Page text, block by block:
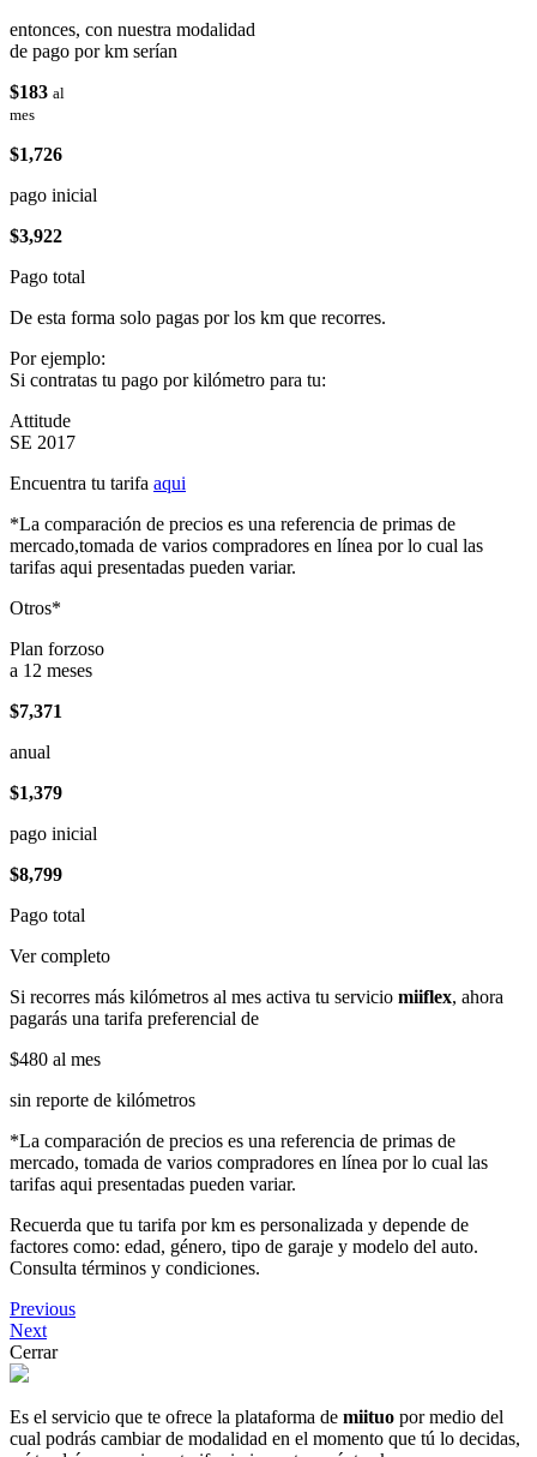
entonces, con nuestra modalidad
de pago por km serían
$183 al
mes
$1,726
pago inicial
$3,922
Pago total
De esta forma solo pagas por los km que recorres.
Por ejemplo:
Si contratas tu pago por kilómetro para tu:
Attitude
SE 2017
Encuentra tu tarifa aqui
*La comparación de precios es una referencia de primas de
mercado,tomada de varios compradores en línea por lo cual las
tarifas aqui presentadas pueden variar.
Otros*
Plan forzoso
a 12 meses
$7,371
anual
$1,379
pago inicial
$8,799
Pago total
Ver completo
Si recorres más kilómetros al mes activa tu servicio miiflex, ahora
pagarás una tarifa preferencial de
$480 al mes
sin reporte de kilómetros
*La comparación de precios es una referencia de primas de
mercado, tomada de varios compradores en línea por lo cual las
tarifas aqui presentadas pueden variar.
Recuerda que tu tarifa por km es personalizada y depende de
factores como: edad, género, tipo de garaje y modelo del auto.
Consulta términos y condiciones.
Previous
Next
Cerrar
Es el servicio que te ofrece la plataforma de miituo por medio del
cual podrás cambiar de modalidad en el momento que tú lo decidas,